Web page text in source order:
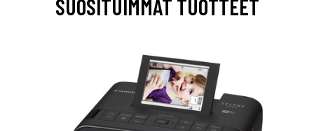
SUOSITUIMMAT TUOTTEET